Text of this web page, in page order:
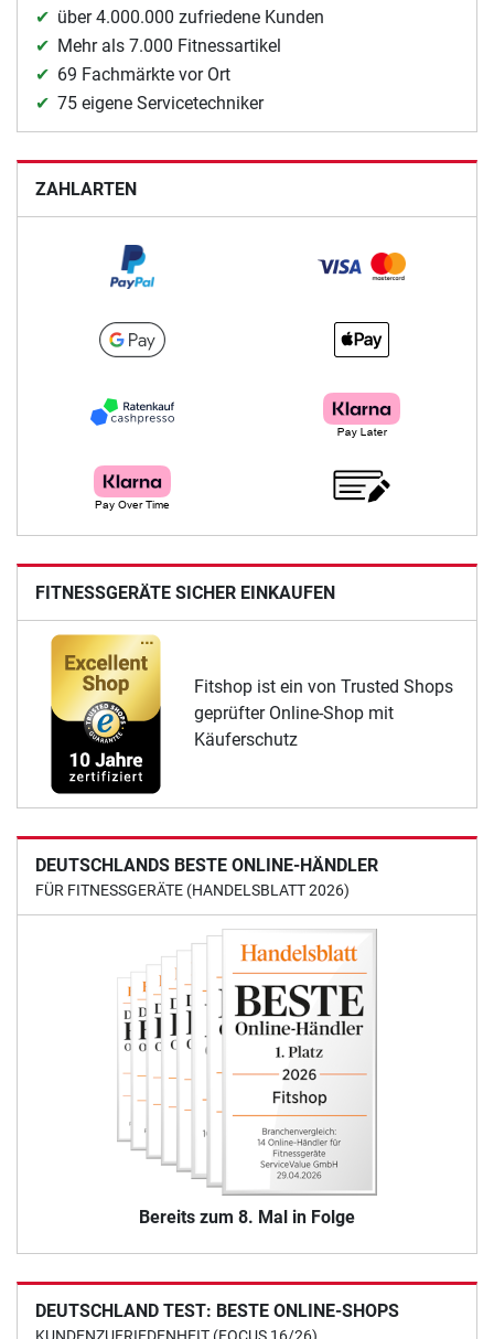
über 4.000.000 zufriedene Kunden
Mehr als 7.000 Fitnessartikel
69 Fachmärkte vor Ort
75 eigene Servicetechniker
ZAHLARTEN
FITNESSGERÄTE SICHER EINKAUFEN
Fitshop ist ein von Trusted Shops
geprüfter Online-Shop mit
Käuferschutz
DEUTSCHLANDS BESTE ONLINE-HÄNDLER
FÜR FITNESSGERÄTE (HANDELSBLATT 2026)
Bereits zum 8. Mal in Folge
DEUTSCHLAND TEST: BESTE ONLINE-SHOPS
KUNDENZUFRIEDENHEIT (FOCUS 16/26)